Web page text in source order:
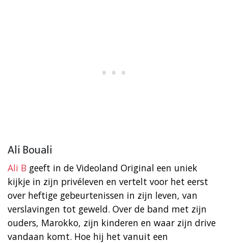
Ali Bouali
Ali B geeft in de Videoland Original een uniek
kijkje in zijn privéleven en vertelt voor het eerst
over heftige gebeurtenissen in zijn leven, van
verslavingen tot geweld. Over de band met zijn
ouders, Marokko, zijn kinderen en waar zijn drive
vandaan komt. Hoe hij het vanuit een